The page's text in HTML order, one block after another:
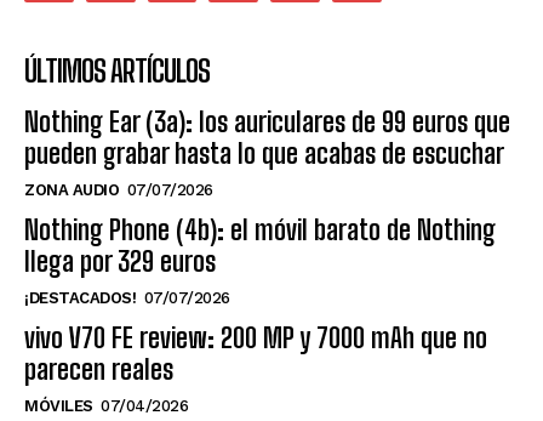
ÚLTIMOS ARTÍCULOS
Nothing Ear (3a): los auriculares de 99 euros que
pueden grabar hasta lo que acabas de escuchar
ZONA AUDIO 07/07/2026
Nothing Phone (4b): el móvil barato de Nothing
llega por 329 euros
¡DESTACADOS! 07/07/2026
vivo V70 FE review: 200 MP y 7000 mAh que no
parecen reales
MÓVILES 07/04/2026